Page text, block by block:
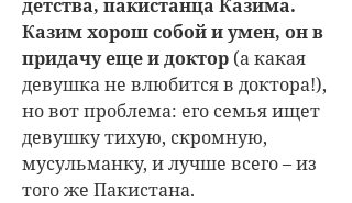
детства, пакистанца Казима.
Казим хорош собой и умен, он в
придачу еще и доктор (а какая
девушка не влюбится в доктора!),
но вот проблема: его семья ищет
девушку тихую, скромную,
мусульманку, и лучше всего – из
того же Пакистана.